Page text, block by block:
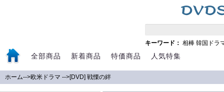
キーワード： 相棒 韓国ドラ
全部商品 新着商品 特価商品 人気特集
ホーム-->欧米ドラマ -->[DVD] 戦慄の絆